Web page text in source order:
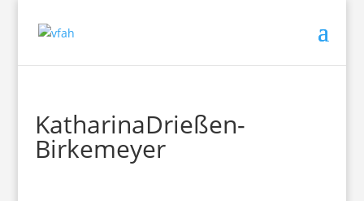
KatharinaDrießen-
Birkemeyer